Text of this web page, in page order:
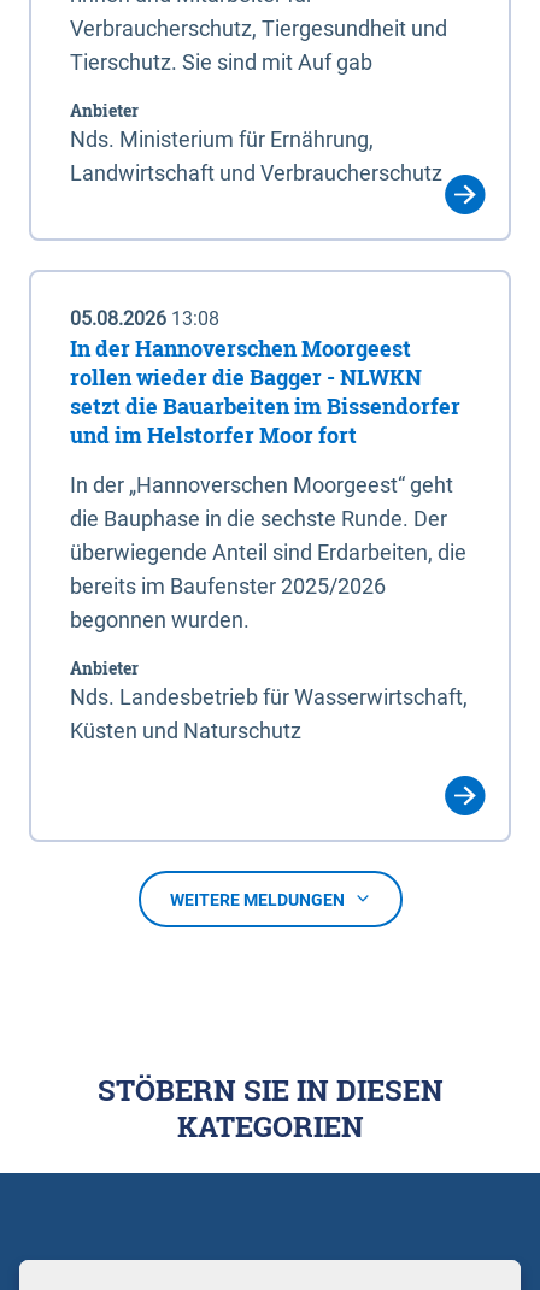
Verbraucherschutz, Tiergesundheit und
Tierschutz. Sie sind mit Auf gab
Anbieter
Nds. Ministerium für Ernährung,
Landwirtschaft und Verbraucherschutz
05.08.2026 13:08
In der Hannoverschen Moorgeest
rollen wieder die Bagger - NLWKN
setzt die Bauarbeiten im Bissendorfer
und im Helstorfer Moor fort
In der „Hannoverschen Moorgeest“ geht
die Bauphase in die sechste Runde. Der
überwiegende Anteil sind Erdarbeiten, die
bereits im Baufenster 2025/2026
begonnen wurden.
Anbieter
Nds. Landesbetrieb für Wasserwirtschaft,
Küsten und Naturschutz
WEITERE MELDUNGEN
STÖBERN SIE IN DIESEN
KATEGORIEN